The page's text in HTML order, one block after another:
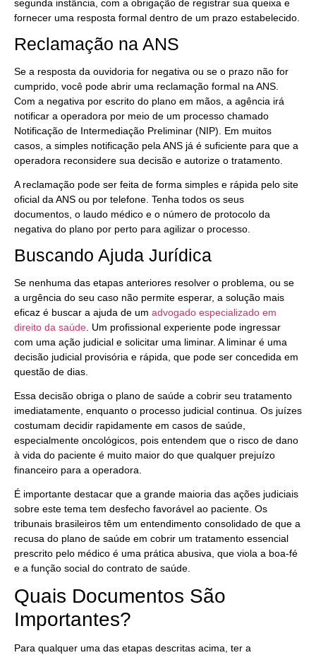
segunda instância, com a obrigação de registrar sua queixa e
fornecer uma resposta formal dentro de um prazo estabelecido.
Reclamação na ANS
Se a resposta da ouvidoria for negativa ou se o prazo não for
cumprido, você pode abrir uma reclamação formal na ANS.
Com a negativa por escrito do plano em mãos, a agência irá
notificar a operadora por meio de um processo chamado
Notificação de Intermediação Preliminar (NIP). Em muitos
casos, a simples notificação pela ANS já é suficiente para que a
operadora reconsidere sua decisão e autorize o tratamento.
A reclamação pode ser feita de forma simples e rápida pelo site
oficial da ANS ou por telefone. Tenha todos os seus
documentos, o laudo médico e o número de protocolo da
negativa do plano por perto para agilizar o processo.
Buscando Ajuda Jurídica
Se nenhuma das etapas anteriores resolver o problema, ou se
a urgência do seu caso não permite esperar, a solução mais
eficaz é buscar a ajuda de um advogado especializado em
direito da saúde. Um profissional experiente pode ingressar
com uma ação judicial e solicitar uma liminar. A liminar é uma
decisão judicial provisória e rápida, que pode ser concedida em
questão de dias.
Essa decisão obriga o plano de saúde a cobrir seu tratamento
imediatamente, enquanto o processo judicial continua. Os juízes
costumam decidir rapidamente em casos de saúde,
especialmente oncológicos, pois entendem que o risco de dano
à vida do paciente é muito maior do que qualquer prejuízo
financeiro para a operadora.
É importante destacar que a grande maioria das ações judiciais
sobre este tema tem desfecho favorável ao paciente. Os
tribunais brasileiros têm um entendimento consolidado de que a
recusa do plano de saúde em cobrir um tratamento essencial
prescrito pelo médico é uma prática abusiva, que viola a boa-fé
e a função social do contrato de saúde.
Quais Documentos São
Importantes?
Para qualquer uma das etapas descritas acima, ter a